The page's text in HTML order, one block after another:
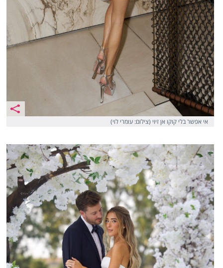
אי אפשר בלי קוקו אן זיוי (צילום: עומרי לוי)